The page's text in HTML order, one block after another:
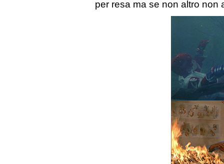
per resa ma se non altro non